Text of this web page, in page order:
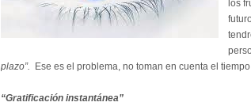
los
plazo”.
Ese es el problema, no toman en cuenta el
“Gratificación instantánea”